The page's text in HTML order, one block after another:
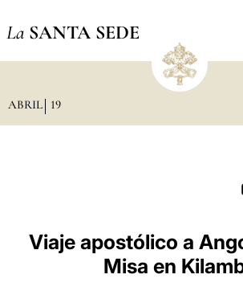
La SANTA SEDE
ABRIL 19
Viaje apostólico a
Misa en